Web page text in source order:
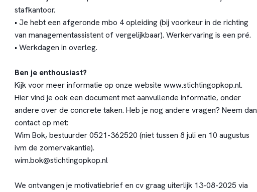
stafkantoor.
• Je hebt een afgeronde mbo 4 opleiding (bij voorkeur in de richting
van managementassistent of vergelijkbaar). Werkervaring is een pré.
• Werkdagen in overleg.
Ben je enthousiast?
Kijk voor meer informatie op onze website www.stichtingopkop.nl.
Hier vind je ook een document met aanvullende informatie, onder
andere over de concrete taken. Heb je nog andere vragen? Neem dan
contact op met:
Wim Bok, bestuurder 0521-362520 (niet tussen 8 juli en 10 augustus
ivm de zomervakantie).
wim.bok@stichtingopkop.nl
We ontvangen je motivatiebrief en cv graag uiterlijk 13-08-2025 via